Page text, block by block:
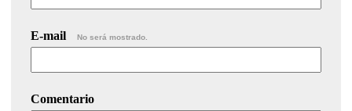
E-mail No será mostrado.
Comentario